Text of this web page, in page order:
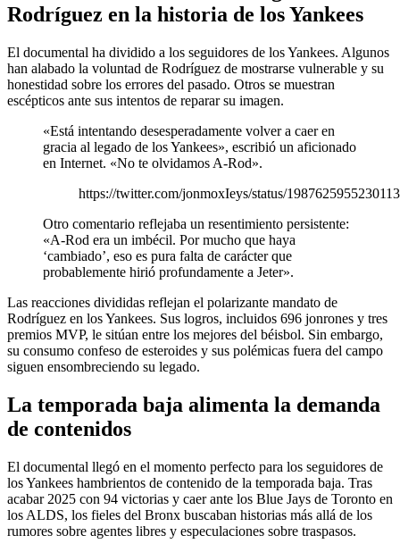
Rodríguez en la historia de los Yankees
El documental ha dividido a los seguidores de los Yankees. Algunos
han alabado la voluntad de Rodríguez de mostrarse vulnerable y su
honestidad sobre los errores del pasado. Otros se muestran
escépticos ante sus intentos de reparar su imagen.
«Está intentando desesperadamente volver a caer en
gracia al legado de los Yankees», escribió un aficionado
en Internet. «No te olvidamos A-Rod».
https://twitter.com/jonmoxIeys/status/
Otro comentario reflejaba un resentimiento persistente:
«A-Rod era un imbécil. Por mucho que haya
‘cambiado’, eso es pura falta de carácter que
probablemente hirió profundamente a Jeter».
Las reacciones divididas reflejan el polarizante mandato de
Rodríguez en los Yankees. Sus logros, incluidos 696 jonrones y tres
premios MVP, le sitúan entre los mejores del béisbol. Sin embargo,
su consumo confeso de esteroides y sus polémicas fuera del campo
siguen ensombreciendo su legado.
La temporada baja alimenta la demanda
de contenidos
El documental llegó en el momento perfecto para los seguidores de
los Yankees hambrientos de contenido de la temporada baja. Tras
acabar 2025 con 94 victorias y caer ante los Blue Jays de Toronto en
los ALDS, los fieles del Bronx buscaban historias más allá de los
rumores sobre agentes libres y especulaciones sobre traspasos.